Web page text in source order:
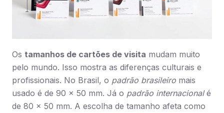
Os tamanhos de cartões de visita mudam muito
pelo mundo. Isso mostra as diferenças culturais e
profissionais. No Brasil, o padrão brasileiro mais
usado é de 90 x 50 mm. Já o padrão internacionalé
de 80 x 50 mm. A escolha de tamanho afeta como